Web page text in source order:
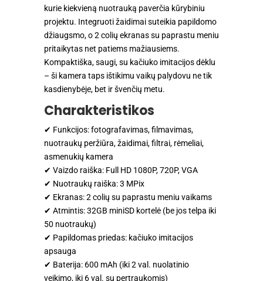
kurie kiekvieną nuotrauką paverčia kūrybiniu
projektu. Integruoti žaidimai suteikia papildomo
džiaugsmo, o 2 colių ekranas su paprastu meniu
pritaikytas net patiems mažiausiems.
Kompaktiška, saugi, su kačiuko imitacijos dėklu
– ši kamera taps ištikimu vaikų palydovu ne tik
kasdienybėje, bet ir švenčių metu.
Charakteristikos
✔ Funkcijos: fotografavimas, filmavimas,
nuotraukų peržiūra, žaidimai, filtrai, rėmeliai,
asmenukių kamera
✔ Vaizdo raiška: Full HD 1080P, 720P, VGA
✔ Nuotraukų raiška: 3 MPix
✔ Ekranas: 2 colių su paprastu meniu vaikams
✔ Atmintis: 32GB miniSD kortelė (be jos telpa iki
50 nuotraukų)
✔ Papildomas priedas: kačiuko imitacijos
apsauga
✔ Baterija: 600 mAh (iki 2 val. nuolatinio
veikimo, iki 6 val. su pertraukomis)